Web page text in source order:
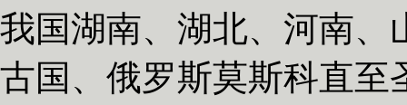
我国湖南、湖北、河南、
古国、俄罗斯莫斯科直至